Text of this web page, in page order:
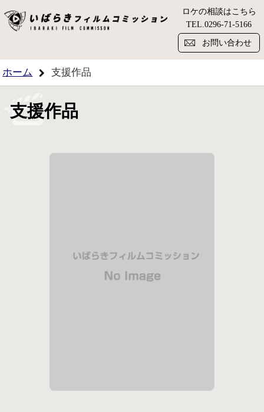
い
ロケの相談はこちら
TEL.0296-71-5166
お問い合わせ
ホーム 支援作品
支援作品